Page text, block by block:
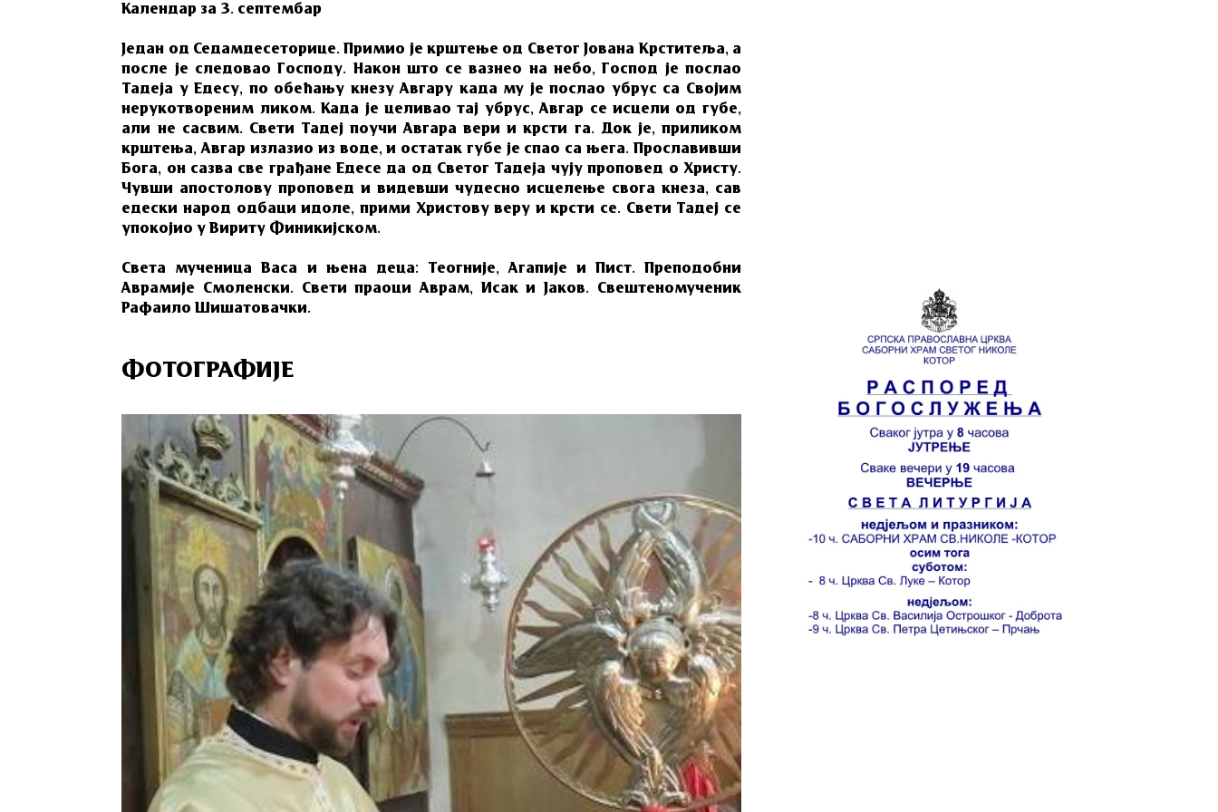
Календар за 3. септембар
Један од Седамдесеторице. Примио је крштење од Светог Јована Крститеља, а
после је следовао Господу. Након што се вазнео на небо, Господ је послао
Тадеја у Едесу, по обећању кнезу Авгару када му је послао убрус са Својим
нерукотвореним ликом. Када је целивао тај убрус, Авгар се исцели од губе,
али не сасвим. Свети Тадеј поучи Авгара вери и крсти га. Док је, приликом
крштења, Авгар излазио из воде, и остатак губе је спао са њега. Прославивши
Бога, он сазва све грађане Едесе да од Светог Тадеја чују проповед о Христу.
Чувши апостолову проповед и видевши чудесно исцелење свога кнеза, сав
едески народ одбаци идоле, прими Христову веру и крсти се. Свети Тадеј се
упокојио у Вириту Финикијском.
Света мученица Васа и њена деца: Теогније, Агапије и Пист. Преподобни
Аврамије Смоленски. Свети праоци Аврам, Исак и Јаков. Свештеномученик
Рафаило Шишатовачки.
ФОТОГРАФИЈЕ